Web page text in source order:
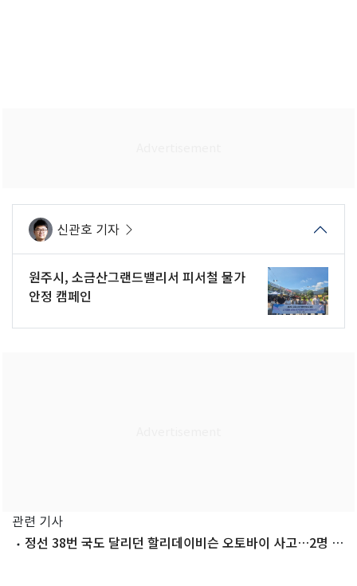
신관호 기자
원주시, 소금산그랜드밸리서 피서철 물가
안정 캠페인
관련 기사
정선 38번 국도 달리던 할리데이비슨 오토바이 사고…2명 숨